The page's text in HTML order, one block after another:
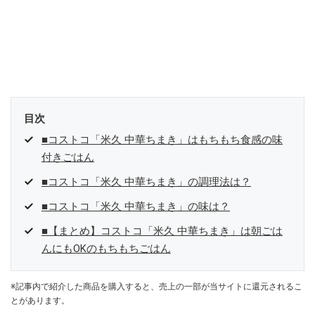
目次
■コストコ「米久 中華ちまき」はもちもち食感の味
付きごはん
■コストコ「米久 中華ちまき」の調理法は？
■コストコ「米久 中華ちまき」の味は？
■【まとめ】コストコ「米久 中華ちまき」は朝ごは
んにもOKのもちもちごはん
※記事内で紹介した商品を購入すると、売上の一部が当サイトに還元されるこ
とがあります。